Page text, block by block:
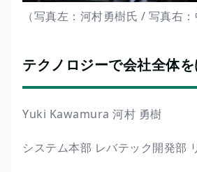
（写真左：河村勇樹氏 / 写真右：
テクノロジーで会社全体
Yuki Kawamura 河村 勇樹
システム本部 レバテック開発部